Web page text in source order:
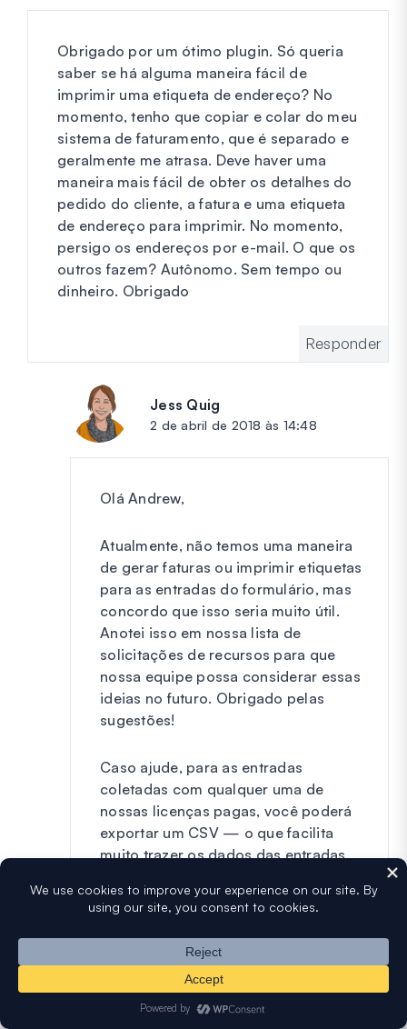
Obrigado por um ótimo plugin. Só queria
saber se há alguma maneira fácil de
imprimir uma etiqueta de endereço? No
momento, tenho que copiar e colar do meu
sistema de faturamento, que é separado e
geralmente me atrasa. Deve haver uma
maneira mais fácil de obter os detalhes do
pedido do cliente, a fatura e uma etiqueta
de endereço para imprimir. No momento,
persigo os endereços por e-mail. O que os
outros fazem? Autônomo. Sem tempo ou
dinheiro. Obrigado
Responder
Jess Quig
2 de abril de 2018 às 14:48
Olá Andrew,
Atualmente, não temos uma maneira
de gerar faturas ou imprimir etiquetas
para as entradas do formulário, mas
concordo que isso seria muito útil.
Anotei isso em nossa lista de
solicitações de recursos para que
nossa equipe possa considerar essas
ideias no futuro. Obrigado pelas
sugestões!
Caso ajude, para as entradas
coletadas com qualquer uma de
nossas licenças pagas, você poderá
exportar um CSV — o que facilita
muito trazer os dados das entradas
Microsoft Office para gerar etiquetas
e/ou faturas.
Espero que ajude!